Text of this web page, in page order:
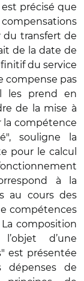
précisé que
du transfert de
de la date de
du service
compense pas
les prend en
de la mise à
la compétence
souligne la
pour le calcul
à la
au cours des
compétences
La composition
d’une
est présentée
de